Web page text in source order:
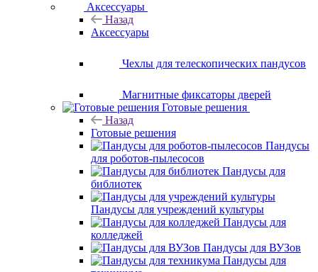
Аксессуары
Назад
Аксессуары
Чехлы для телескопических пандусов
Магнитные фиксаторы дверей
Готовые решения
Назад
Готовые решения
Пандусы
для роботов-пылесосов
Пандусы для
библиотек
Пандусы для учреждений культуры
Пандусы для
колледжей
Пандусы для ВУЗов
Пандусы для